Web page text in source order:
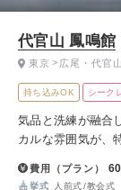
代官山 鳳鳴館
持ち込みOK シーク
気品と洗練が融合
カルな雰囲気が、
す。
東京 広尾・代官
費用（プラン）
挙式 人前式 教会式